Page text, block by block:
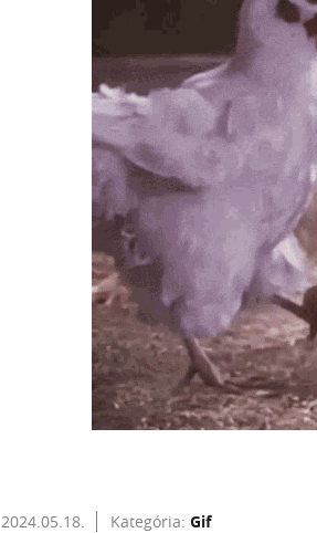
2024.05.18. Kategória: Gif